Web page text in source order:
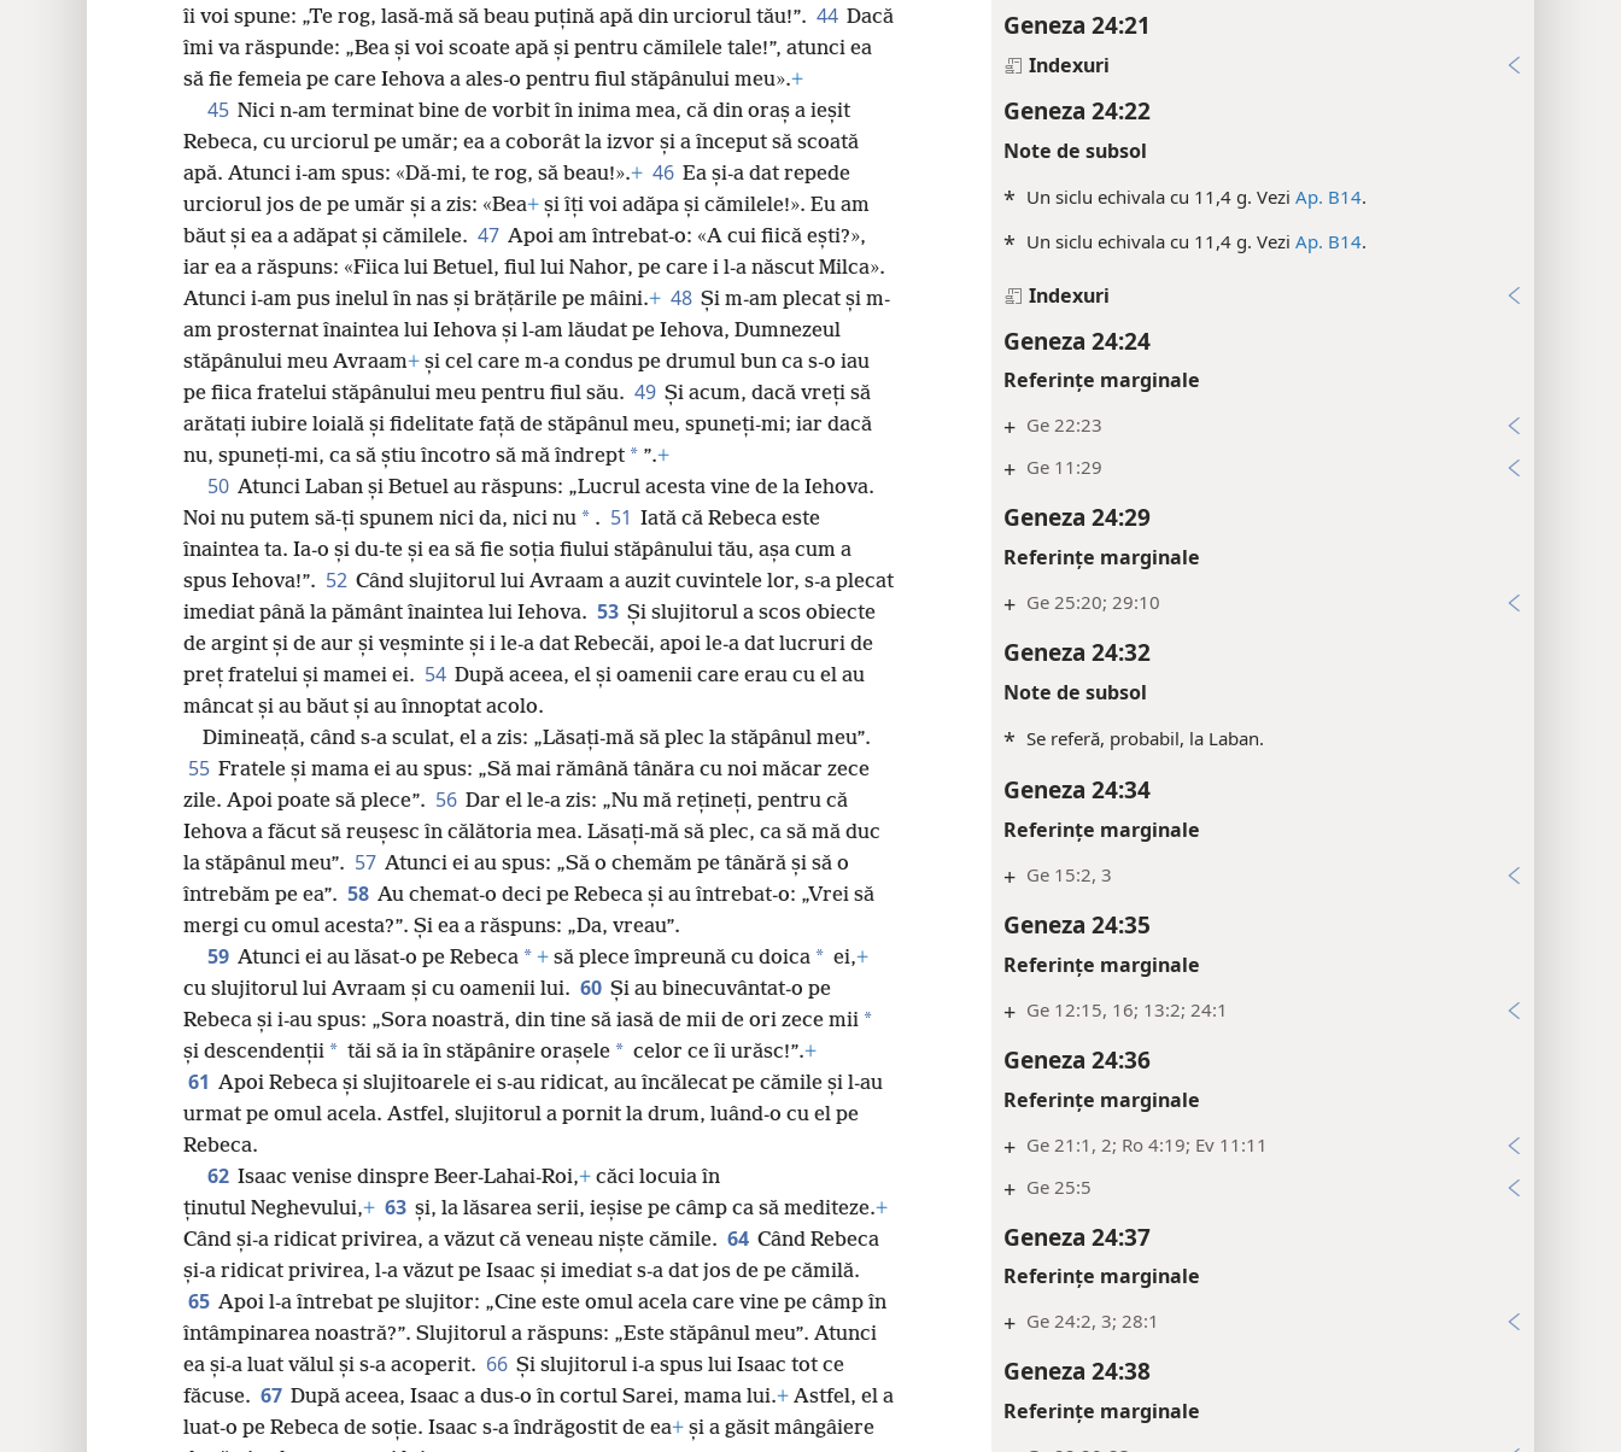
Geneza 24:21
Indexuri
Geneza 24:22
Note de subsol
* Un siclu echivala cu 11,4 g. VeziAp. B14.
* Un siclu echivala cu 11,4 g. VeziAp. B14.
Indexuri
Geneza 24:24
Referințe marginale
+ Ge 22:23
+ Ge 11:29
Geneza 24:29
Referințe marginale
+ Ge 25:20; 29:10
Geneza 24:32
Note de subsol
* Se referă, probabil, la Laban.
Geneza 24:34
Referințe marginale
+ Ge 15:2, 3
Geneza 24:35
Referințe marginale
+ Ge 12:15, 16; 13:2; 24:1
Geneza 24:36
Referințe marginale
+ Ge 21:1, 2; Ro 4:19; Ev 11:11
+ Ge 25:5
Geneza 24:37
Referințe marginale
+ Ge 24:2, 3; 28:1
Geneza 24:38
Referințe marginale
îi voi spune: „Te rog, lasă-mă să beau puțină apă din urciorul tău!”. 44 Dacă
îmi va răspunde: „Bea și voi scoate apă și pentru cămilele tale!”, atunci ea
să fie femeia pe care Iehova a ales-o pentru fiul stăpânului meu».+
45 Nici n-am terminat bine de vorbit în inima mea, că din oraș a ieșit
Rebeca, cu urciorul pe umăr; ea a coborât la izvor și a început să scoată
apă. Atunci i-am spus: «Dă-mi, te rog, să beau!».+ 46 Ea și-a dat repede
urciorul jos de pe umăr și a zis: «Bea+ și îți voi adăpa și cămilele!». Eu am
băut și ea a adăpat și cămilele. 47 Apoi am întrebat-o: «A cui fiică ești?»,
iar ea a răspuns: «Fiica lui Betuel, fiul lui Nahor, pe care i l-a născut Milca».
Atunci i-am pus inelul în nas și brățările pe mâini.+ 48 Și m-am plecat și m-
am prosternat înaintea lui Iehova și l-am lăudat pe Iehova, Dumnezeul
stăpânului meu Avraam+ și cel care m-a condus pe drumul bun ca s-o iau
pe fiica fratelui stăpânului meu pentru fiul său. 49 Și acum, dacă vreți să
arătați iubire loială și fidelitate față de stăpânul meu, spuneți-mi; iar dacă
nu, spuneți-mi, ca să știu încotro să mă îndrept * ”.+
50 Atunci Laban și Betuel au răspuns: „Lucrul acesta vine de la Iehova.
Noi nu putem să-ți spunem nici da, nici nu * . 51 Iată că Rebeca este
înaintea ta. Ia-o și du-te și ea să fie soția fiului stăpânului tău, așa cum a
spus Iehova!”. 52 Când slujitorul lui Avraam a auzit cuvintele lor, s-a plecat
imediat până la pământ înaintea lui Iehova. 53 Și slujitorul a scos obiecte
de argint și de aur și veșminte și i le-a dat Rebecăi, apoi le-a dat lucruri de
preț fratelui și mamei ei. 54 După aceea, el și oamenii care erau cu el au
mâncat și au băut și au înnoptat acolo.
Dimineață, când s-a sculat, el a zis: „Lăsați-mă să plec la stăpânul meu”.
55 Fratele și mama ei au spus: „Să mai rămână tânăra cu noi măcar zece
zile. Apoi poate să plece”. 56 Dar el le-a zis: „Nu mă rețineți, pentru că
Iehova a făcut să reușesc în călătoria mea. Lăsați-mă să plec, ca să mă duc
la stăpânul meu”. 57 Atunci ei au spus: „Să o chemăm pe tânără și să o
întrebăm pe ea”. 58 Au chemat-o deci pe Rebeca și au întrebat-o: „Vrei să
mergi cu omul acesta?”. Și ea a răspuns: „Da, vreau”.
59 Atunci ei au lăsat-o pe Rebeca * + să plece împreună cu doica * ei,+
cu slujitorul lui Avraam și cu oamenii lui. 60 Și au binecuvântat-o pe
Rebeca și i-au spus: „Sora noastră, din tine să iasă de mii de ori zece mii *
și descendenții * tăi să ia în stăpânire orașele * celor ce îi urăsc!”.+
61 Apoi Rebeca și slujitoarele ei s-au ridicat, au încălecat pe cămile și l-au
urmat pe omul acela. Astfel, slujitorul a pornit la drum, luând-o cu el pe
Rebeca.
62 Isaac venise dinspre Beer-Lahai-Roi,+ căci locuia în
ținutul Neghevului,+ 63 și, la lăsarea serii, ieșise pe câmp ca să mediteze.+
Când și-a ridicat privirea, a văzut că veneau niște cămile. 64 Când Rebeca
și-a ridicat privirea, l-a văzut pe Isaac și imediat s-a dat jos de pe cămilă.
65 Apoi l-a întrebat pe slujitor: „Cine este omul acela care vine pe câmp în
întâmpinarea noastră?”. Slujitorul a răspuns: „Este stăpânul meu”. Atunci
ea și-a luat vălul și s-a acoperit. 66 Și slujitorul i-a spus lui Isaac tot ce
făcuse. 67 După aceea, Isaac a dus-o în cortul Sarei, mama lui.+ Astfel, el a
luat-o pe Rebeca de soție. Isaac s-a îndrăgostit de ea+ și a găsit mângâiere